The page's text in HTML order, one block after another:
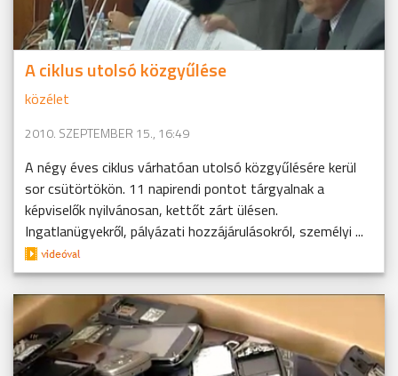
A ciklus utolsó közgyűlése
közélet
2010. SZEPTEMBER 15., 16:49
A négy éves ciklus várhatóan utolsó közgyűlésére kerül
sor csütörtökön. 11 napirendi pontot tárgyalnak a
képviselők nyilvánosan, kettőt zárt ülésen.
Ingatlanügyekről, pályázati hozzájárulásokról, személyi ...